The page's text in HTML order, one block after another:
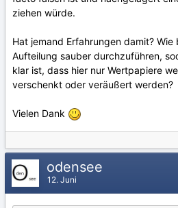
ziehen würde.
Hat jemand Erfahrungen damit?
Aufteilung sauber durchzuführen,
klar ist, dass hier nur Wertpapiere
verschenkt oder veräußert werden?
Vielen Dank
odensee
12. Juni